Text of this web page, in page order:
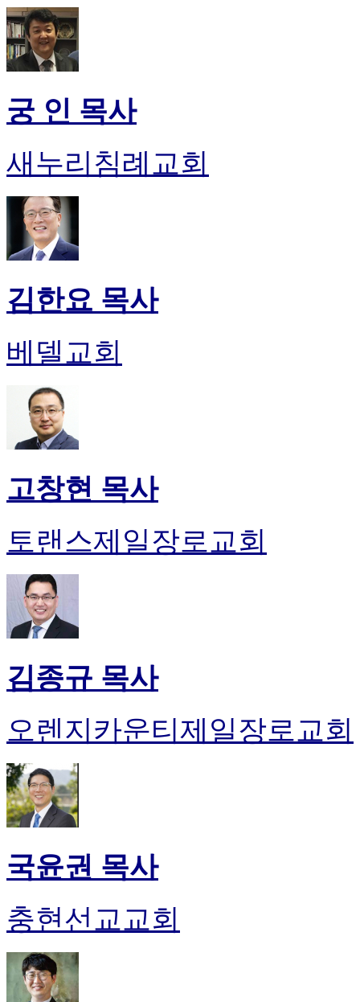
궁 인 목사
새누리침례교회
김한요 목사
베델교회
고창현 목사
토랜스제일장로교회
김종규 목사
오렌지카운티제일장로교회
국윤권 목사
충현선교교회